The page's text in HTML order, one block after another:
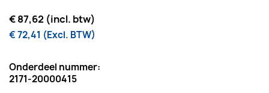
€ 87,62 (incl. btw)
€ 72,41 (Excl. BTW)
Onderdeel nummer:
2171-20000415